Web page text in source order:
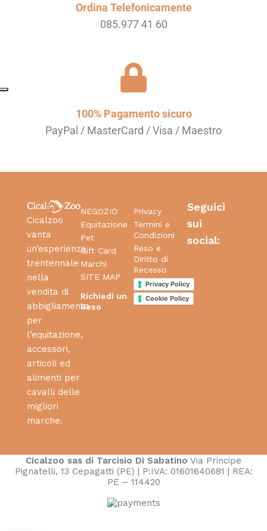
Ordina Telefonicamente
085.977 41 60
100% Pagamento sicuro
PayPal / MasterCard / Visa / Maestro
Cicalzoo
vanta
un’esperienza
trentennale
nella
vendita di
abbigliamento
per
l’equitazione,
accessori,
articoli ed
alimenti per
cavalli delle
migliori
marche.
NEGOZIO
Equitazione
Pet
Gift Card
Marchi
SITE MAP
Richiedi un
Reso
Privacy
Termini e
Condizioni
Reso e
Diritto di
Recesso
Privacy Policy
Cookie Policy
Seguici
sui
social:
Cicalzoo sas di Tarcisio Di Sabatino Via Principe
Pignatelli, 13 Cepagatti (PE) | P:IVA: 01601640681 | REA:
PE – 114420